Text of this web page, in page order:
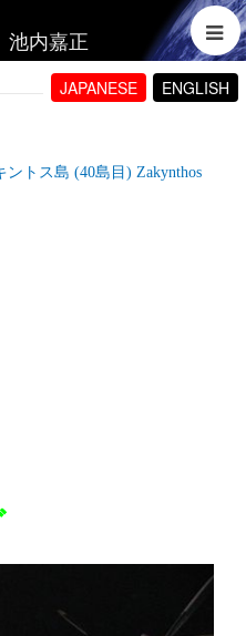
内嘉正
JAPANESE ENGLISH
トス島 (40島目) Zakynthos